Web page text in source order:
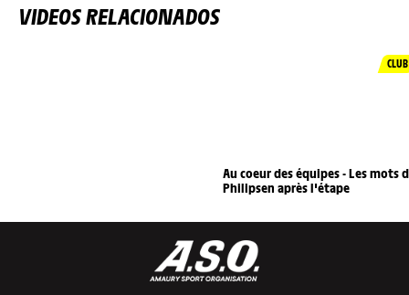
VIDEOS RELACIONADOS
CLUB
Au coeur des équipes - Les mots
Philipsen après l'étape